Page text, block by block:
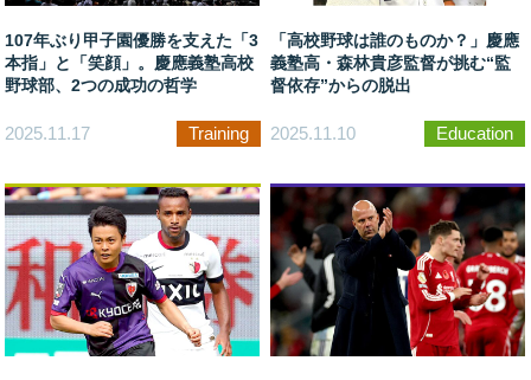
107年ぶり甲子園優勝を支えた「3
本指」と「笑顔」。慶應義塾高校
野球部、2つの成功の哲学
2025.11.17 Training
「高校野球は誰のものか？」慶應
義塾高・森林貴彦監督が挑む“監
督依存”からの脱出
2025.11.10 Education